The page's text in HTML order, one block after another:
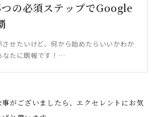
の必須ステップでGoogle
させたいけど、何から始めたらいいかわか
なたに朗報です！…
がございましたら、エクセレントにお気